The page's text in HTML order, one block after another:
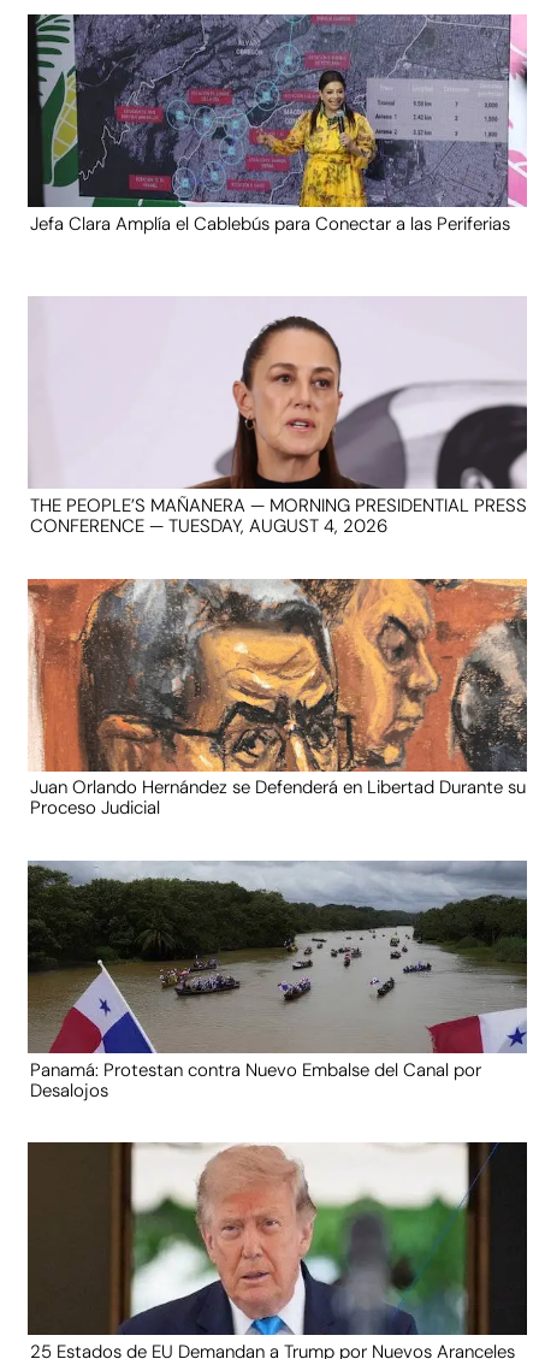
Jefa Clara Amplía el Cablebús para Conectar a las Periferias
THE PEOPLE’S MAÑANERA — MORNING PRESIDENTIAL PRESS
CONFERENCE — TUESDAY, AUGUST 4, 2026
Juan Orlando Hernández se Defenderá en Libertad Durante su
Proceso Judicial
Panamá: Protestan contra Nuevo Embalse del Canal por
Desalojos
25 Estados de EU Demandan a Trump por Nuevos Aranceles